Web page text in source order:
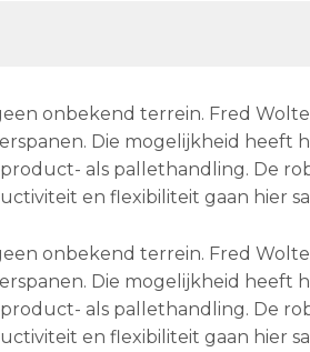
onbekend terrein. Fred
Die mogelijkheid heeft
als pallethandling. De
en flexibiliteit gaan hier
onbekend terrein. Fred
Die mogelijkheid heeft
als pallethandling. De
en flexibiliteit gaan hier